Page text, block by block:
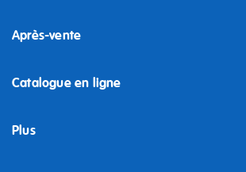
Après-vente
Catalogue en ligne
Plus